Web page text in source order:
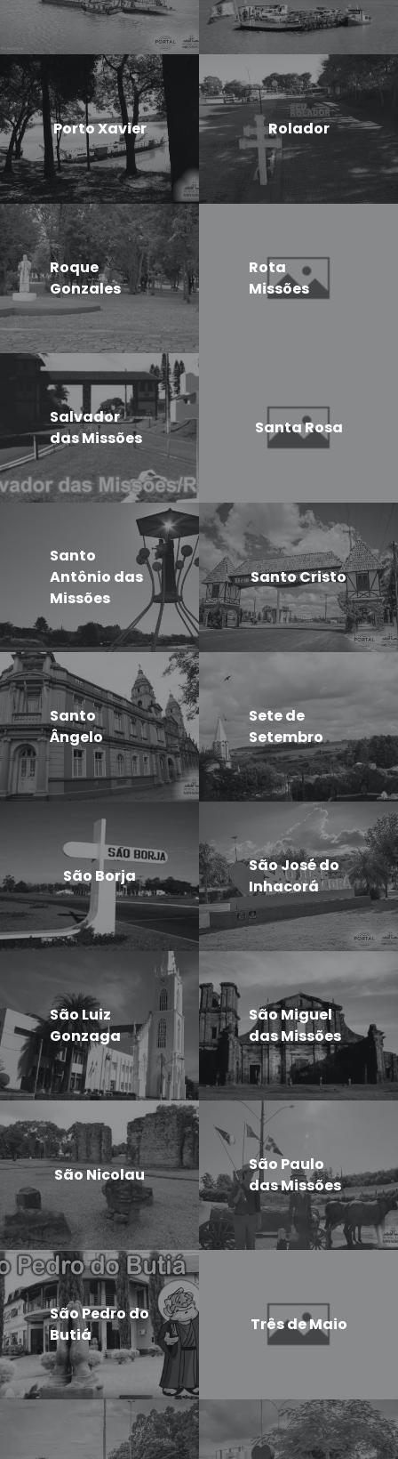
Porto Xavier Rolador
Roque
Gonzales
Rota
Missões
Salvador
das Missões
Santa Rosa
Santo
Antônio das
Missões
Santo Cristo
Santo
Ângelo
Sete de
Setembro
São Borja
São José do
Inhacorá
São Luiz
Gonzaga
São Miguel
das Missões
São Nicolau
São Paulo
das Missões
São Pedro do
Butiá
Três de Maio